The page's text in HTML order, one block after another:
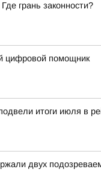
грань законности?
цифровой помощник
итоги июля в
двух